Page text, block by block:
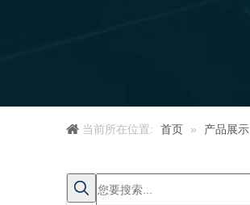
当前所在位置: 首页 » 产品展示